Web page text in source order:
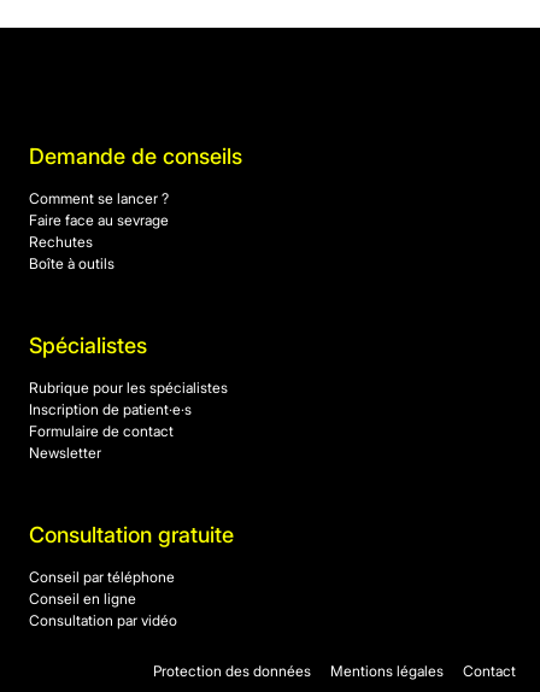
Demande de conseils
Comment se lancer ?
Faire face au sevrage
Rechutes
Boîte à outils
Spécialistes
Rubrique pour les spécialistes
Inscription de patient·e·s
Formulaire de contact
Newsletter
Consultation gratuite
Conseil par téléphone
Conseil en ligne
Consultation par vidéo
Protection des données Mentions légales Contact